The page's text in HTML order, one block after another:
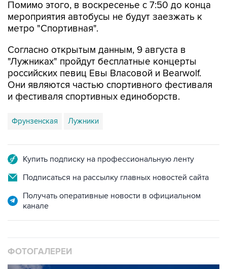
Помимо этого, в воскресенье с 7:50 до конца
мероприятия автобусы не будут заезжать к
метро "Спортивная".
Согласно открытым данным, 9 августа в
"Лужниках" пройдут бесплатные концерты
российских певиц Евы Власовой и Bearwolf.
Они являются частью спортивного фестиваля
и фестиваля спортивных единоборств.
Фрунзенская Лужники
Купить подписку на профессиональную ленту
Подписаться на рассылку главных новостей сайта
Получать оперативные новости в официальном
канале
ФОТОГАЛЕРЕИ